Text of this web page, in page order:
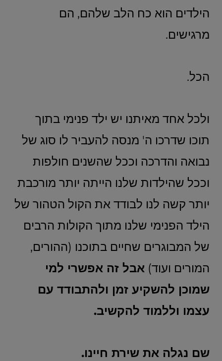
הילדים הוא כח הלב שלהם, הם
מרגישים.
הכל.
ולכל אחד מאיתנו יש ילד פנימי בתוך
תוכו שדרכו ה' מנסה להעביר לו סוג של
נבואה והדרכה וככל שהשנים חולפות
וככל שהילדות שלנו הייתה יותר מורכבת
יותר קשה לנו לבודד את הקול הטהור של
הילד הפנימי שלנו מתוך הקולות הרבים
של המבוגרים שחיים בתוכנו (ההורים,
המורים ועוד) אבל זה אפשרי למי
שמוכן להשקיע זמן ולהתבודד עם
עצמו וללמוד להקשיב.
שם נגלה את שירת חיינו.